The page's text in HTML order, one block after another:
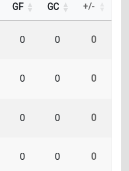
GF GC +/-
0 0 0
0 0 0
0 0 0
0 0 0